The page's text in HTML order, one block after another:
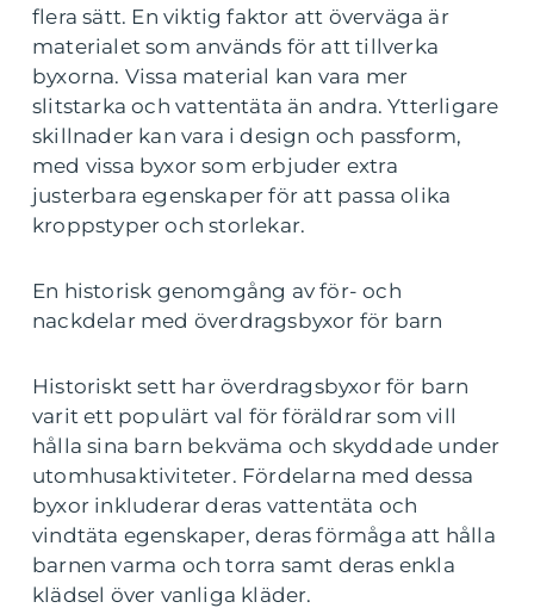
flera sätt. En viktig faktor att överväga är
materialet som används för att tillverka
byxorna. Vissa material kan vara mer
slitstarka och vattentäta än andra. Ytterligare
skillnader kan vara i design och passform,
med vissa byxor som erbjuder extra
justerbara egenskaper för att passa olika
kroppstyper och storlekar.
En historisk genomgång av för- och
nackdelar med överdragsbyxor för barn
Historiskt sett har överdragsbyxor för barn
varit ett populärt val för föräldrar som vill
hålla sina barn bekväma och skyddade under
utomhusaktiviteter. Fördelarna med dessa
byxor inkluderar deras vattentäta och
vindtäta egenskaper, deras förmåga att hålla
barnen varma och torra samt deras enkla
klädsel över vanliga kläder.